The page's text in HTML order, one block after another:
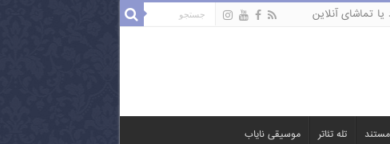
تماشای آنلاین
تله تئاتر موسیقی نایاب